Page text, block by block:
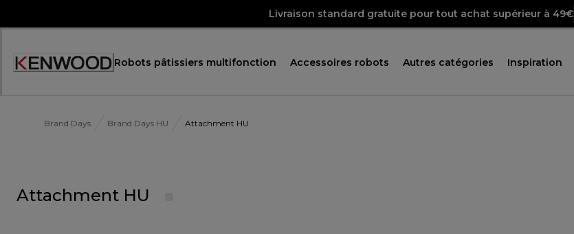
Livraison standard gratuite pour tout achat supérieur à 49€
Robots pâtissiers multifonction Accessoires robots Autres catégories Inspiration
Brand Days Brand Days HU Attachment HU
Attachment HU